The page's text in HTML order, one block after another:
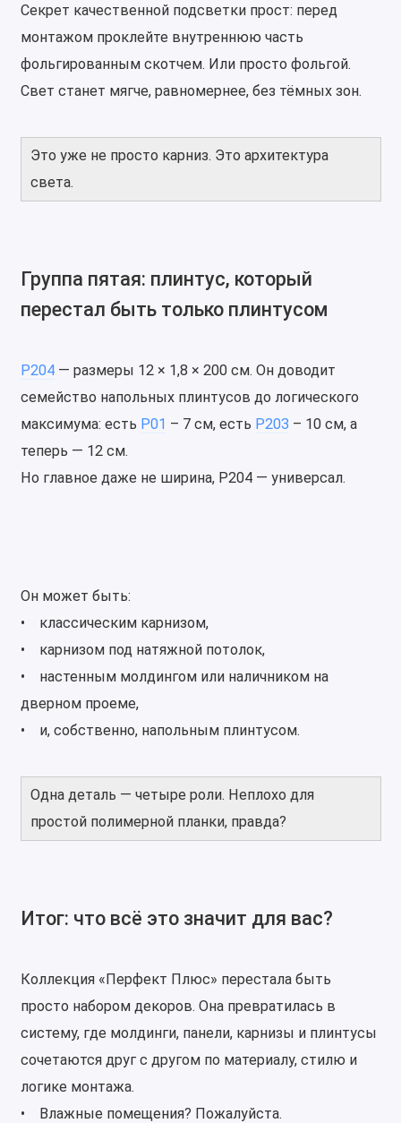
Секрет качественной подсветки прост: перед
монтажом проклейте внутреннюю часть
фольгированным скотчем. Или просто фольгой.
Свет станет мягче, равномернее, без тёмных зон.
Это уже не просто карниз. Это архитектура
света.
Группа пятая: плинтус, который
перестал быть только плинтусом
P204— размеры 12 × 1,8 × 200 см. Он доводит
семейство напольных плинтусов до логического
максимума: есть Р01 – 7 см, есть Р203 – 10 см, а
теперь — 12 см.
Но главное даже не ширина, P204 — универсал.
Он может быть:
• классическим карнизом,
• карнизом под натяжной потолок,
• настенным молдингом или наличником на
дверном проеме,
• и, собственно, напольным плинтусом.
Одна деталь — четыре роли. Неплохо для
простой полимерной планки, правда?
Итог: что всё это значит для вас?
Коллекция «Перфект Плюс» перестала быть
просто набором декоров. Она превратилась в
систему, где молдинги, панели, карнизы и плинтусы
сочетаются друг с другом по материалу, стилю и
логике монтажа.
• Влажные помещения? Пожалуйста.